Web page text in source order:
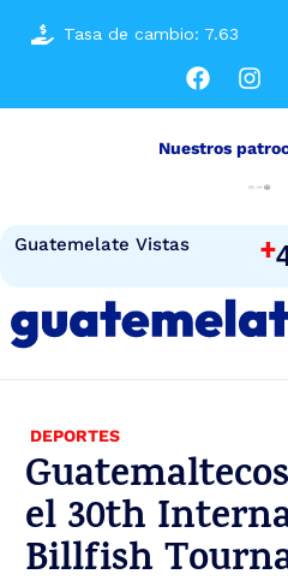
Tasa de cambio: 7.63
Guatemelate Vistas +
Nuestros
DEPORTES
el 30th
Billfish